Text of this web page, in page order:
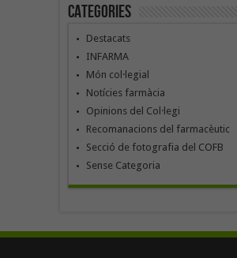
Categories
Destacats
INFARMA
Món col·legial
Notícies farmàcia
Opinions del Col·legi
Recomanacions del farmacèutic
Secció de fotografia del COFB
Sense Categoria